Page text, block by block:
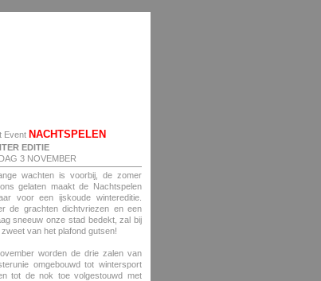
NACHTSPELEN
EDITIE
3 NOVEMBER
wachten is voorbij, de zomer
gelaten maakt de Nachtspelen
voor een ijskoude wintereditie.
de grachten dichtvriezen en een
sneeuw onze stad bedekt, zal bij
van het plafond gutsen!
worden de drie zalen van
omgebouwd tot wintersport
tot de nok toe volgestouwd met